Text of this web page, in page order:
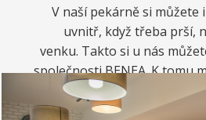
V naší pekárně si můžete
uvnitř, když třeba prší,
venku. Takto si u nás
společnosti BENEA. K tomu
kávou. Nebo si raději